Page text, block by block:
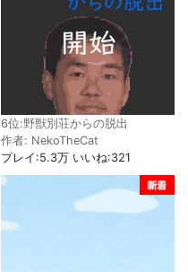
6位:野獣別荘からの脱出
作者: NekoTheCat
プレイ:5.3万 いいね:321